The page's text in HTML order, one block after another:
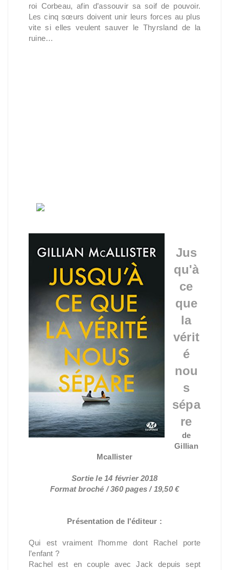
roi Corbeau, afin d’assouvir sa soif de pouvoir.
Les cinq sœurs doivent unir leurs forces au plus
vite si elles veulent sauver le Thyrsland de la
ruine…
Jus
qu'à
ce
que
la
vérit
é
nou
s
sépa
re
de
Gillian
Mcallister
Sortie le 14 février 2018
Format broché / 360 pages / 19,50 €
Présentation de l'éditeur :
Qui est vraiment l’homme dont Rachel porte
l’enfant ?
Rachel est en couple avec Jack depuis sept